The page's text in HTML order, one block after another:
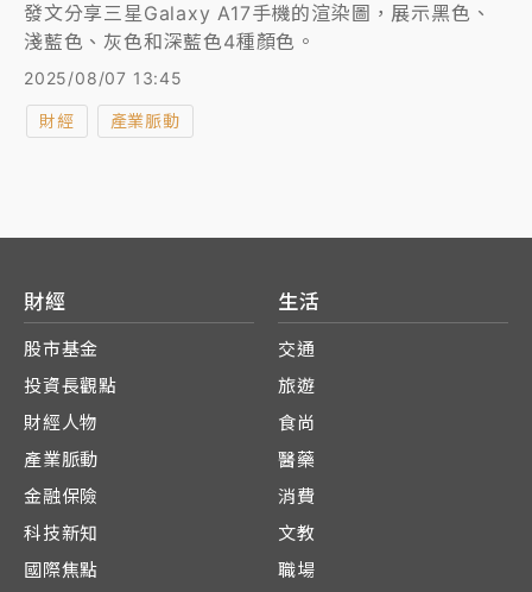
發文分享三星Galaxy A17手機的渲染圖，展示黑色、
淺藍色、灰色和深藍色4種顏色。
2025/08/07 13:45
財經 產業脈動
財經
股市基金
投資長觀點
財經人物
產業脈動
金融保險
科技新知
國際焦點
生活
交通
旅遊
食尚
醫藥
消費
文教
職場